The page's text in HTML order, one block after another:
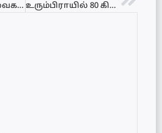
10 சுகாதார சேவைகள் தொழிற்சங்க பணிப் பகிஸ்கரிப்பு உரும்பிராயில் 80 கிலோ கேரளக் கஞ்சாவுடன் சந்தேகபர் கைது!